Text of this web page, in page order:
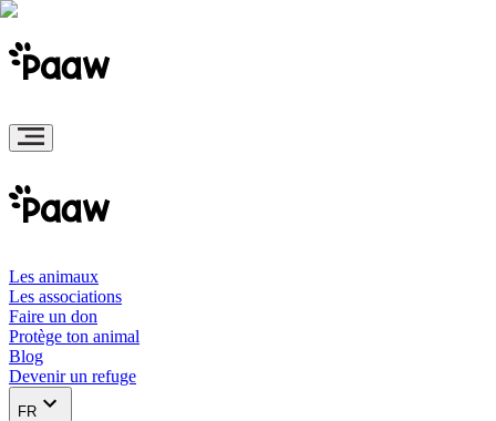
Les animaux
Les associations
Faire un don
Protège ton animal
Blog
Devenir un refuge
FR